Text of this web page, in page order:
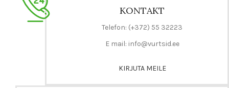
KONTAKT
Telefon: (+372) 55 32223
E mail: info@vurtsid.ee
KIRJUTA MEILE